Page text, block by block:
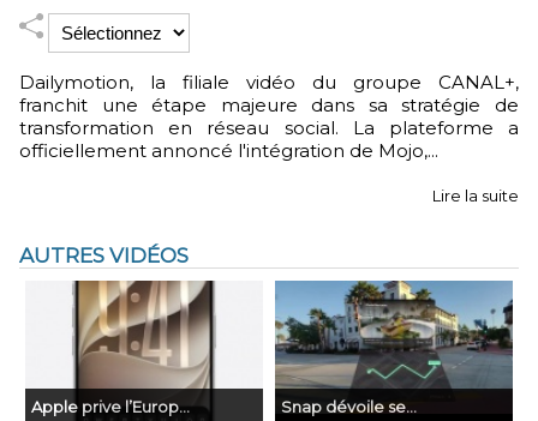
Dailymotion, la filiale vidéo du groupe CANAL+,
franchit une étape majeure dans sa stratégie de
transformation en réseau social. La plateforme a
officiellement annoncé l'intégration de Mojo,...
Lire la suite
AUTRES VIDÉOS
Apple prive l’Europ... Snap dévoile se...